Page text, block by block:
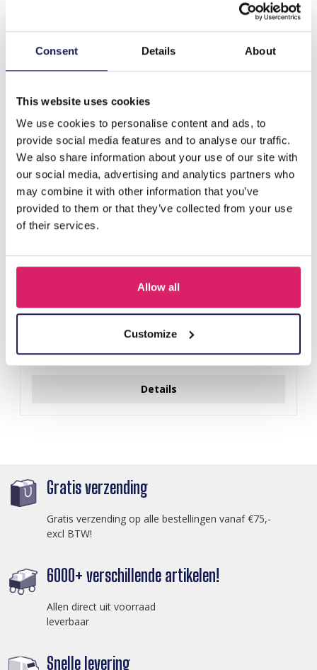
Consent Details About
This website uses cookies
We use cookies to personalise content and ads, to
provide social media features and to analyse our traffic.
We also share information about your use of our site with
our social media, advertising and analytics partners who
may combine it with other information that you’ve
provided to them or that they’ve collected from your use
of their services.
Allow all
Customize
Beschrijving
Anderen kochten ook
Q-D7.2 T2405-016 Knitted Positive Chicken 8.5cm
Details
Gratis verzending
Gratis verzending op alle bestellingen vanaf €75,-
excl BTW!
6000+ verschillende artikelen!
Allen direct uit voorraad
leverbaar
Snelle levering